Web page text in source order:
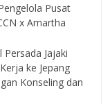
Pusat
x Amartha
Jajaki
ke Jepang
Konseling dan